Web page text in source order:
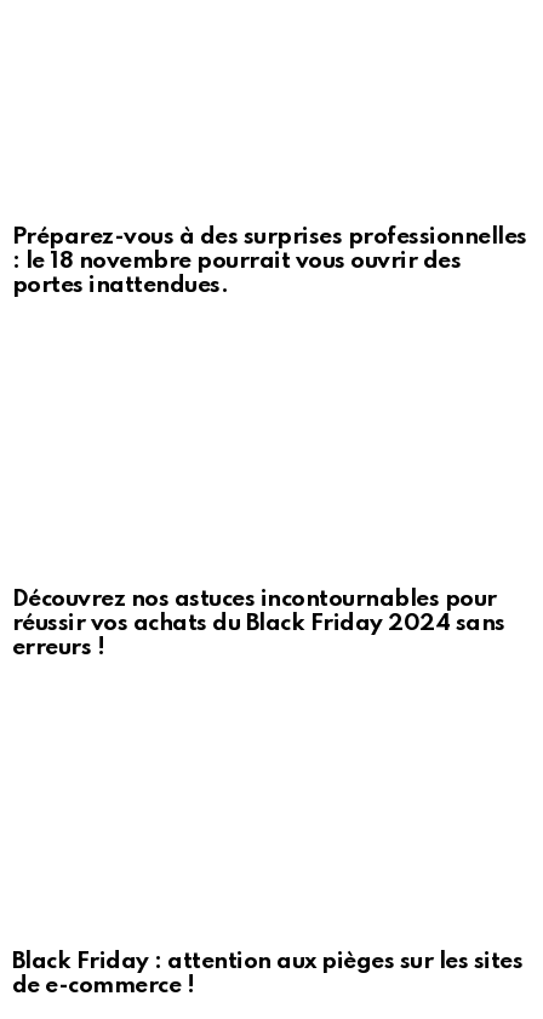
Préparez-vous à des surprises professionnelles
: le 18 novembre pourrait vous ouvrir des
portes inattendues.
Découvrez nos astuces incontournables pour
réussir vos achats du Black Friday 2024 sans
erreurs !
Black Friday : attention aux pièges sur les sites
de e-commerce !